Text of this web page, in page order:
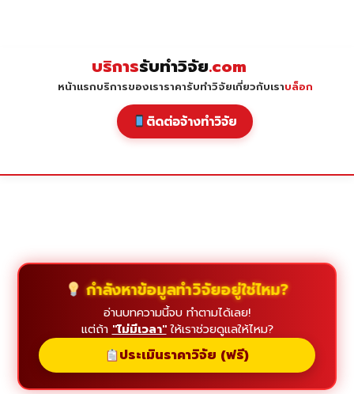
บริการรับทำวิจัย.com
หน้าแรกบริการของเราราคารับทำวิจัยเกี่ยวกับเราบล็อก
ติดต่อจ้างทำวิจัย
กำลังหาข้อมูลทำวิจัยอยู่ใช่ไหม?
อ่านบทความนี้จบ ทำตามได้เลย!
แต่ถ้า "ไม่มีเวลา"ให้เราช่วยดูแลให้ไหม?
ประเมินราคาวิจัย (ฟรี)